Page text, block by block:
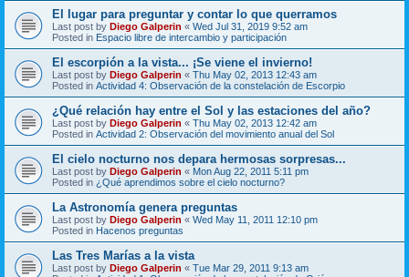
El lugar para preguntar y contar lo que querramos
Last post by Diego Galperin « Wed Jul 31, 2019 9:52 am
Posted in Espacio libre de intercambio y participación
El escorpión a la vista... ¡Se viene el invierno!
Last post by Diego Galperin « Thu May 02, 2013 12:43 am
Posted in Actividad 4: Observación de la constelación de Escorpio
¿Qué relación hay entre el Sol y las estaciones del año?
Last post by Diego Galperin « Thu May 02, 2013 12:42 am
Posted in Actividad 2: Observación del movimiento anual del Sol
El cielo nocturno nos depara hermosas sorpresas...
Last post by Diego Galperin « Mon Aug 22, 2011 5:11 pm
Posted in ¿Qué aprendimos sobre el cielo nocturno?
La Astronomía genera preguntas
Last post by Diego Galperin « Wed May 11, 2011 12:10 pm
Posted in Hacenos preguntas
Las Tres Marías a la vista
Last post by Diego Galperin « Tue Mar 29, 2011 9:13 am